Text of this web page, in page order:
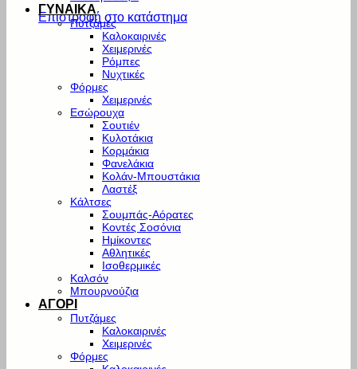
Επιστροφή στο κατάστημα
ΓΥΝΑΙΚΑ
Πυτζάμες
Καλοκαιρινές
Χειμερινές
Ρόμπες
Νυχτικές
Φόρμες
Χειμερινές
Εσώρουχα
Σουτιέν
Κυλοτάκια
Κορμάκια
Φανελάκια
Κολάν-Μπουστάκια
Λαστέξ
Κάλτσες
Σουμπάς-Αόρατες
Κοντές Σοσόνια
Ημίκοντες
Αθλητικές
Ισοθερμικές
Καλσόν
Μπουρνούζια
ΑΓΟΡΙ
Πυτζάμες
Καλοκαιρινές
Χειμερινές
Φόρμες